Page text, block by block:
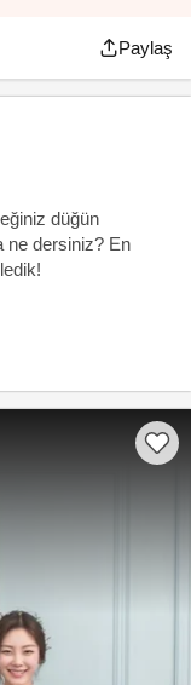
Paylaş
düğün
ne dersiniz? En